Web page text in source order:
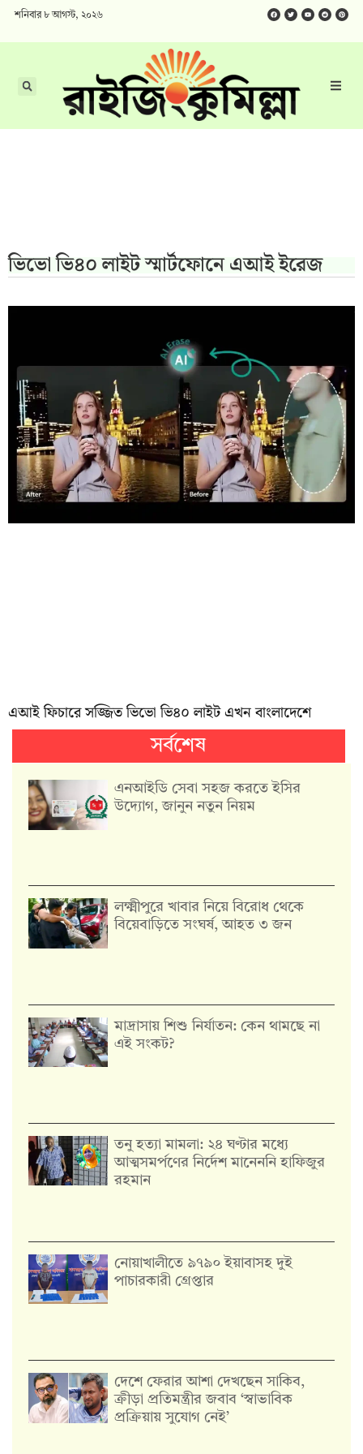
শনিবার ৮ আগস্ট, ২০২৬
ভিভো ভি৪০ লাইট স্মার্টফোনে এআই ইরেজ
এআই ফিচারে সজ্জিত ভিভো ভি৪০ লাইট এখন বাংলাদেশে
সর্বশেষ
এনআইডি সেবা সহজ করতে ইসির
উদ্যোগ, জানুন নতুন নিয়ম
লক্ষ্মীপুরে খাবার নিয়ে বিরোধ থেকে
বিয়েবাড়িতে সংঘর্ষ, আহত ৩ জন
মাদ্রাসায় শিশু নির্যাতন: কেন থামছে না
এই সংকট?
তনু হত্যা মামলা: ২৪ ঘণ্টার মধ্যে
আত্মসমর্পণের নির্দেশ মানেননি হাফিজুর
রহমান
নোয়াখালীতে ৯৭৯০ ইয়াবাসহ দুই
পাচারকারী গ্রেপ্তার
দেশে ফেরার আশা দেখছেন সাকিব,
ক্রীড়া প্রতিমন্ত্রীর জবাব ‘স্বাভাবিক
প্রক্রিয়ায় সুযোগ নেই’